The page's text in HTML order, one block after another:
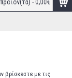
- 0,00€
βρίσκεστε με τις